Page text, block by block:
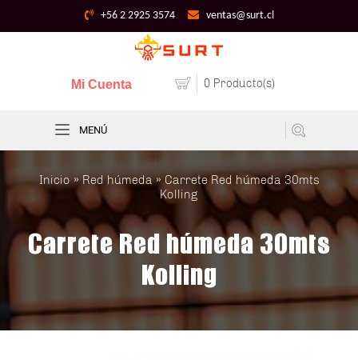
+56 2 2925 3574 ventas@surt.cl
0 Producto(s)
Mi Cuenta
MENÚ
Inicio»Red húmeda» Carrete Red húmeda 30mts
Kolling
Carrete Red húmeda 30mts
Kolling